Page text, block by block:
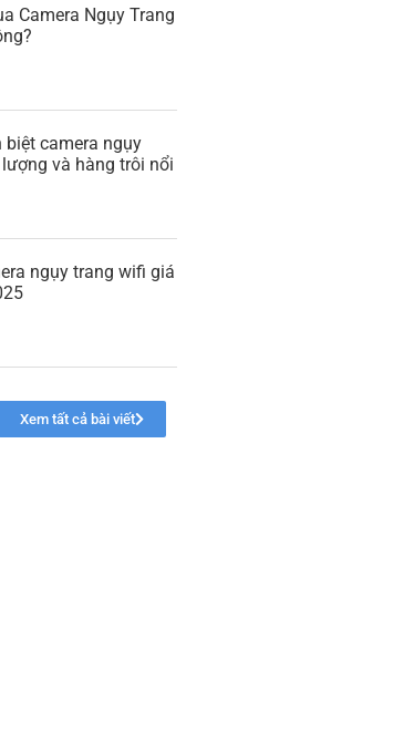
Camera Ngụy Trang
biệt camera ngụy
và hàng trôi nổi
ngụy trang wifi giá
Xem tất cả bài viết